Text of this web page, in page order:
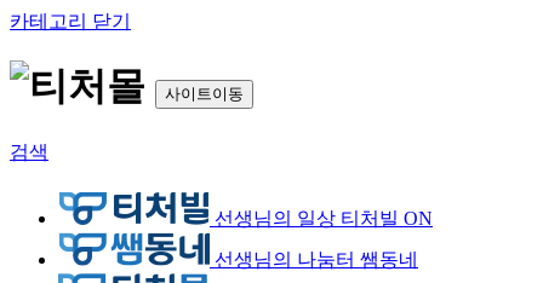
카테고리 닫기
사이트이동
검색
선생님의 일상 티처빌 ON
선생님의 나눔터 쌤동네